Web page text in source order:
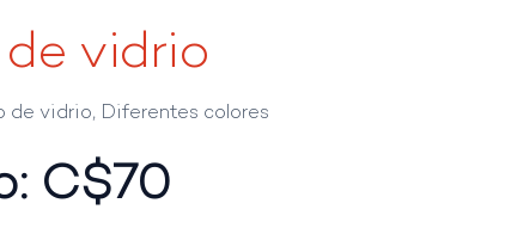
vidrio
de vidrio, Diferentes colores
C$70